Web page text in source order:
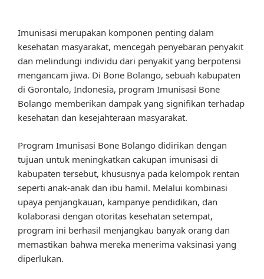
Imunisasi merupakan komponen penting dalam
kesehatan masyarakat, mencegah penyebaran penyakit
dan melindungi individu dari penyakit yang berpotensi
mengancam jiwa. Di Bone Bolango, sebuah kabupaten
di Gorontalo, Indonesia, program Imunisasi Bone
Bolango memberikan dampak yang signifikan terhadap
kesehatan dan kesejahteraan masyarakat.
Program Imunisasi Bone Bolango didirikan dengan
tujuan untuk meningkatkan cakupan imunisasi di
kabupaten tersebut, khususnya pada kelompok rentan
seperti anak-anak dan ibu hamil. Melalui kombinasi
upaya penjangkauan, kampanye pendidikan, dan
kolaborasi dengan otoritas kesehatan setempat,
program ini berhasil menjangkau banyak orang dan
memastikan bahwa mereka menerima vaksinasi yang
diperlukan.